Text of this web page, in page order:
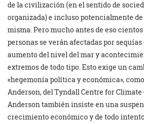
de la civilización (en el sentido de
organizada) e incluso potencialmente
misma. Pero mucho antes de eso
personas se verán afectadas por
aumento del nivel del mar y
extremos de todo tipo. Esto exige un
«hegemonía política y económica»,
Anderson, del Tyndall Centre for Climate
Anderson también insiste en una
crecimiento económico y de todo